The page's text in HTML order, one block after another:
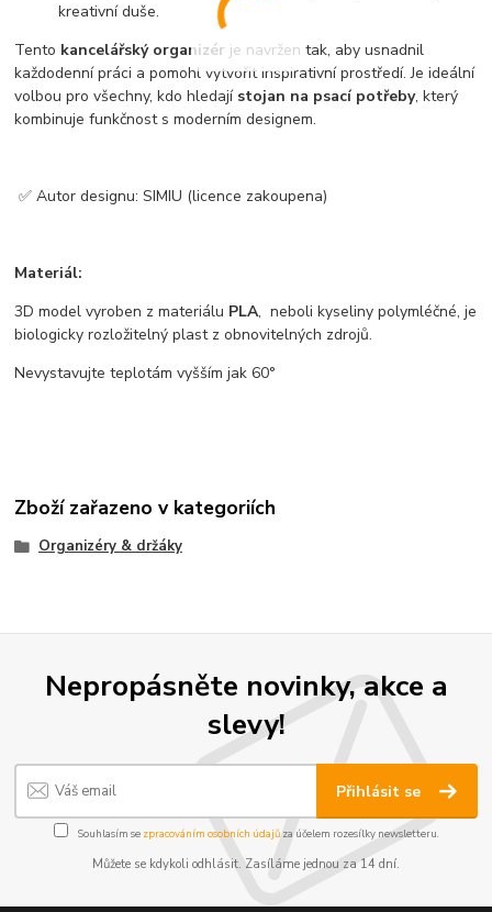
kreativní duše.
Tento kancelářský organizér je navržen tak, aby usnadnil
každodenní práci a pomohl vytvořit inspirativní prostředí. Je ideální
volbou pro všechny, kdo hledají stojan na psací potřeby, který
kombinuje funkčnost s moderním designem.
✅ Autor designu: SIMIU (licence zakoupena)
Materiál:
3D model vyroben z materiálu PLA, neboli kyseliny polymléčné, je
biologicky rozložitelný plast z obnovitelných zdrojů.
Nevystavujte teplotám vyšším jak 60°
Zboží zařazeno v kategoriích
Organizéry & držáky
Nepropásněte novinky, akce a
slevy!
Přihlásit se
Souhlasím se zpracováním osobních údajůza účelem rozesílky newsletteru.
Můžete se kdykoli odhlásit. Zasíláme jednou za 14 dní.